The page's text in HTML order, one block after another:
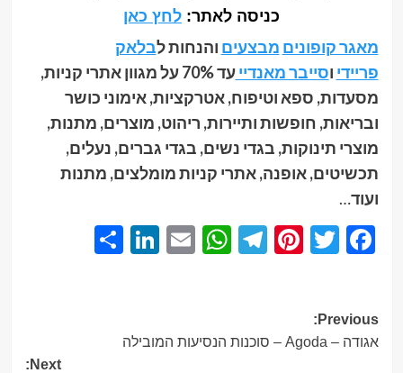
כניסה לאתר: לחץ כאן
מאגר קופונים מבצעים והנחות לבלאק
פריידי וסייבר מאנדיי
עד 70% על מגוון אתרי קניות,
מסעדות, ספא וטיפוח, אטרקציות, אימוני כושר
ובריאות, חופשות ותיירות, ריהוט, מוצרים, מתנות,
מוצרי תינוקות, בגדי נשים, בגדי גברים, נעלים,
תכשיטים, אופנה, אתרי קניות מומלצים, מתנות
ועוד…
Facebook
Twitter
Pinterest
Telegram
WhatsApp
Email
LinkedIn
Post
navigation
Previous:
אגודה – Agoda – סוכנות הנסיעות המובילה
Next: